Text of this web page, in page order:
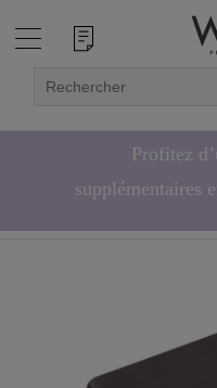
Profitez
supplémentaires